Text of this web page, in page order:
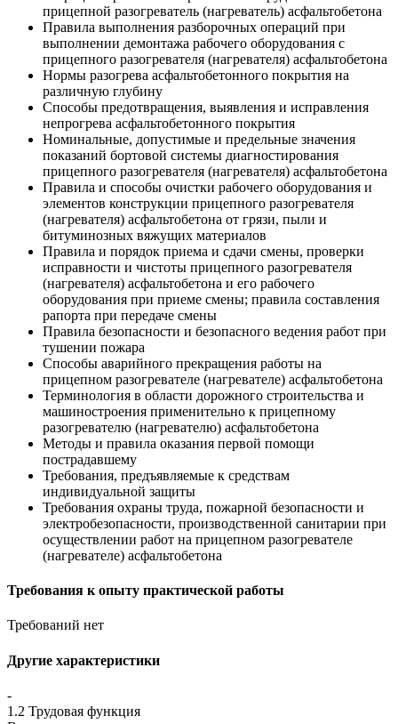
прицепной разогреватель (нагреватель) асфальтобетона
Правила выполнения разборочных операций при
выполнении демонтажа рабочего оборудования с
прицепного разогревателя (нагревателя) асфальтобетона
Нормы разогрева асфальтобетонного покрытия на
различную глубину
Способы предотвращения, выявления и исправления
непрогрева асфальтобетонного покрытия
Номинальные, допустимые и предельные значения
показаний бортовой системы диагностирования
прицепного разогревателя (нагревателя) асфальтобетона
Правила и способы очистки рабочего оборудования и
элементов конструкции прицепного разогревателя
(нагревателя) асфальтобетона от грязи, пыли и
битуминозных вяжущих материалов
Правила и порядок приема и сдачи смены, проверки
исправности и чистоты прицепного разогревателя
(нагревателя) асфальтобетона и его рабочего
оборудования при приеме смены; правила составления
рапорта при передаче смены
Правила безопасности и безопасного ведения работ при
тушении пожара
Способы аварийного прекращения работы на
прицепном разогревателе (нагревателе) асфальтобетона
Терминология в области дорожного строительства и
машиностроения применительно к прицепному
разогревателю (нагревателю) асфальтобетона
Методы и правила оказания первой помощи
пострадавшему
Требования, предъявляемые к средствам
индивидуальной защиты
Требования охраны труда, пожарной безопасности и
электробезопасности, производственной санитарии при
осуществлении работ на прицепном разогревателе
(нагревателе) асфальтобетона
Требования к опыту практической работы
Требований нет
Другие характеристики
-
1.2 Трудовая функция